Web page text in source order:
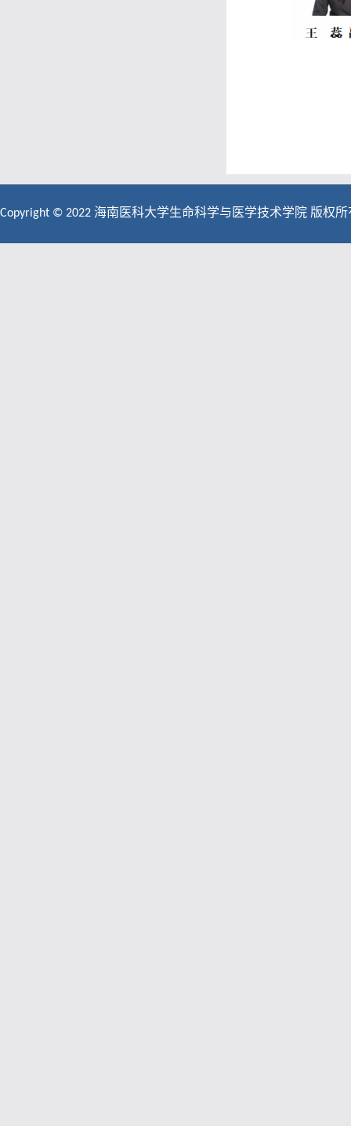
Copyright © 2022 海南医科大学生命科学与医学技术学院 版权所